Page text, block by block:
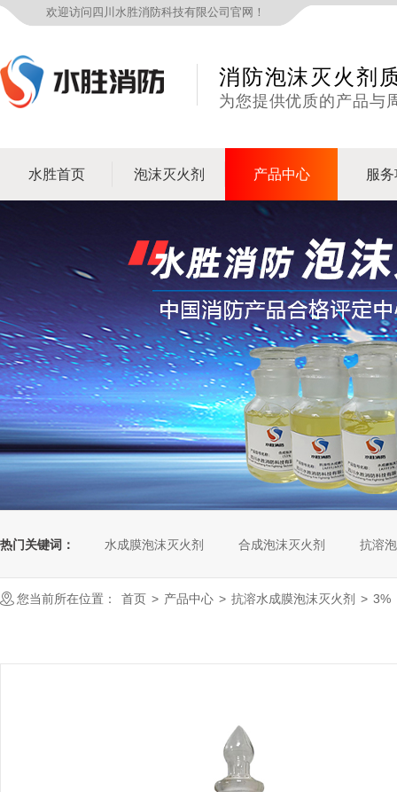
欢迎访问四川水胜消防科技有限公司官网！
消防泡沫灭火剂
为您提供优质的产品与
水胜首页 泡沫灭火剂 产品中心 服
热门关键词： 水成膜泡沫灭火剂 合成泡沫灭火剂 抗溶
您当前所在位置： 首页 > 产品中心 > 抗溶水成膜泡沫灭火剂 > 3%